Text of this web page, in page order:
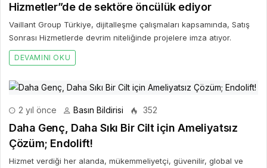
Hizmetler”de de sektöre öncülük ediyor
Vaillant Group Türkiye, dijitalleşme çalışmaları kapsamında, Satış
Sonrası Hizmetlerde devrim niteliğinde projelere imza atıyor.
DEVAMINI OKU
2 yıl önce Basın Bildirisi 352
Daha Genç, Daha Sıkı Bir Cilt için Ameliyatsız
Çözüm; Endolift!
Hizmet verdiği her alanda, mükemmeliyetçi, güvenilir, global ve